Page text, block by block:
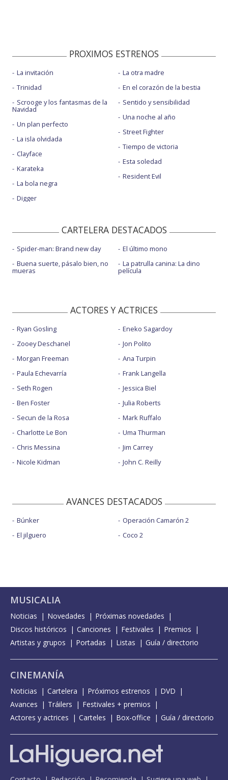
PROXIMOS ESTRENOS
La invitación
Trinidad
Scrooge y los fantasmas de la
Navidad
Un plan perfecto
La isla olvidada
Clayface
Karateka
La bola negra
Digger
La otra madre
En el corazón de la bestia
Sentido y sensibilidad
Una noche al año
Street Fighter
Tiempo de victoria
Esta soledad
Resident Evil
CARTELERA DESTACADOS
Spider-man: Brand new day
Buena suerte, pásalo bien, no
mueras
El último mono
La patrulla canina: La dino
película
ACTORES Y ACTRICES
Ryan Gosling
Zooey Deschanel
Morgan Freeman
Paula Echevarría
Seth Rogen
Ben Foster
Secun de la Rosa
Charlotte Le Bon
Chris Messina
Nicole Kidman
Eneko Sagardoy
Jon Polito
Ana Turpin
Frank Langella
Jessica Biel
Julia Roberts
Mark Ruffalo
Uma Thurman
Jim Carrey
John C. Reilly
AVANCES DESTACADOS
Búnker
El jilguero
Operación Camarón 2
Coco 2
MUSICALIA
Noticias Novedades
Próximas novedades
Discos históricos
Canciones Festivales
Premios
Artistas y grupos
Portadas Listas Guía / directorio
CINEMANÍA
Noticias Cartelera Próximos estrenos
DVD
Avances
Tráilers
Festivales + premios
Actores y actrices
Carteles Box-office Guía / directorio